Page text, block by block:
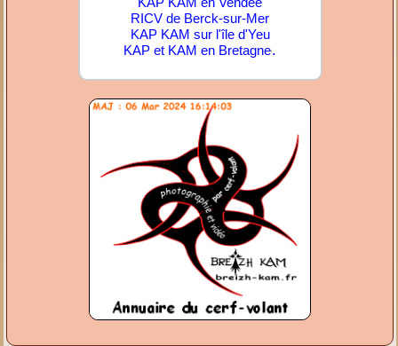
RICV de Berck-sur-Mer
KAP KAM sur l'île d'Yeu
KAP et KAM en Bretagne.